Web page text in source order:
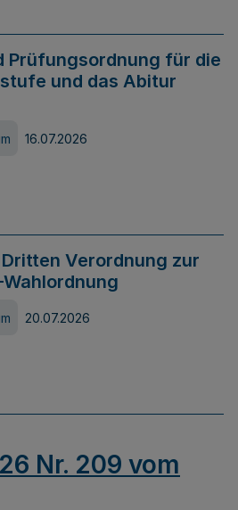
Prüfungsordnung für die
und das Abitur
16.07.2026
Verordnung zur
20.07.2026
Nr. 209 vom